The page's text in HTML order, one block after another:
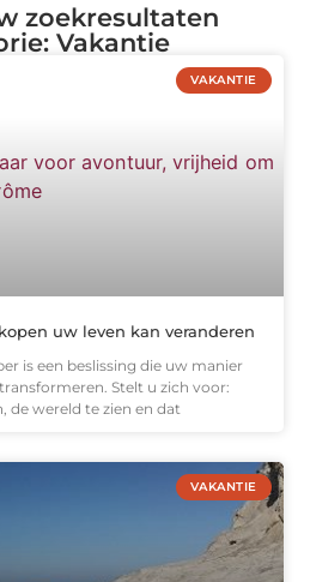
zoekresultaten
Vakantie
VAKANTIE
uw leven kan veranderen
is een beslissing die uw manier
Stelt u zich voor:
de wereld te zien en dat
VAKANTIE